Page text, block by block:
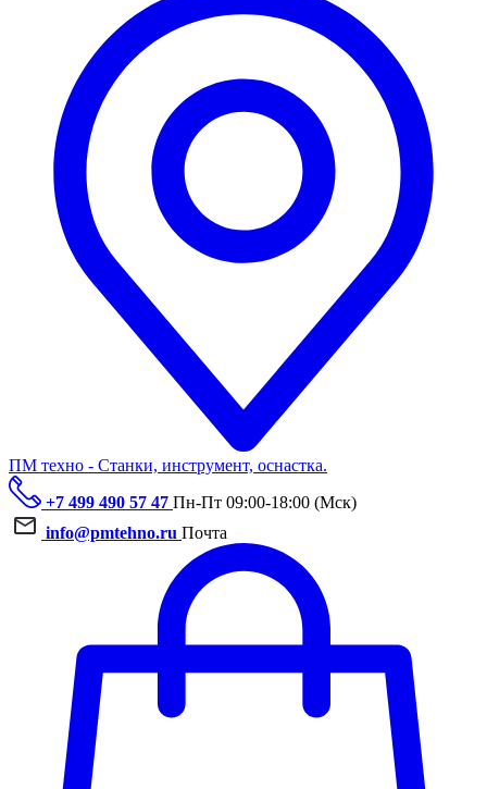
ПМ техно - Станки, инструмент, оснастка.
+7 499 490 57 47 Пн-Пт 09:00-18:00 (Мск)
info@pmtehno.ru Почта